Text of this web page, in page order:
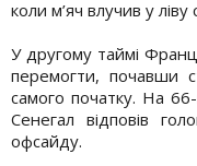
коли м’яч влучив у ліву
У другому таймі
перемогти, почавши
самого початку. На
Сенегал відповів
офсайду.